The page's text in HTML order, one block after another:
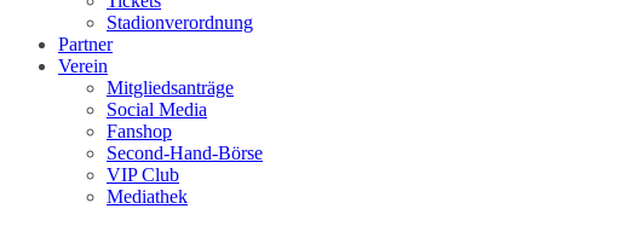
Stadionverordnung
Partner
Verein
Mitgliedsanträge
Social Media
Fanshop
Second-Hand-Börse
VIP Club
Mediathek